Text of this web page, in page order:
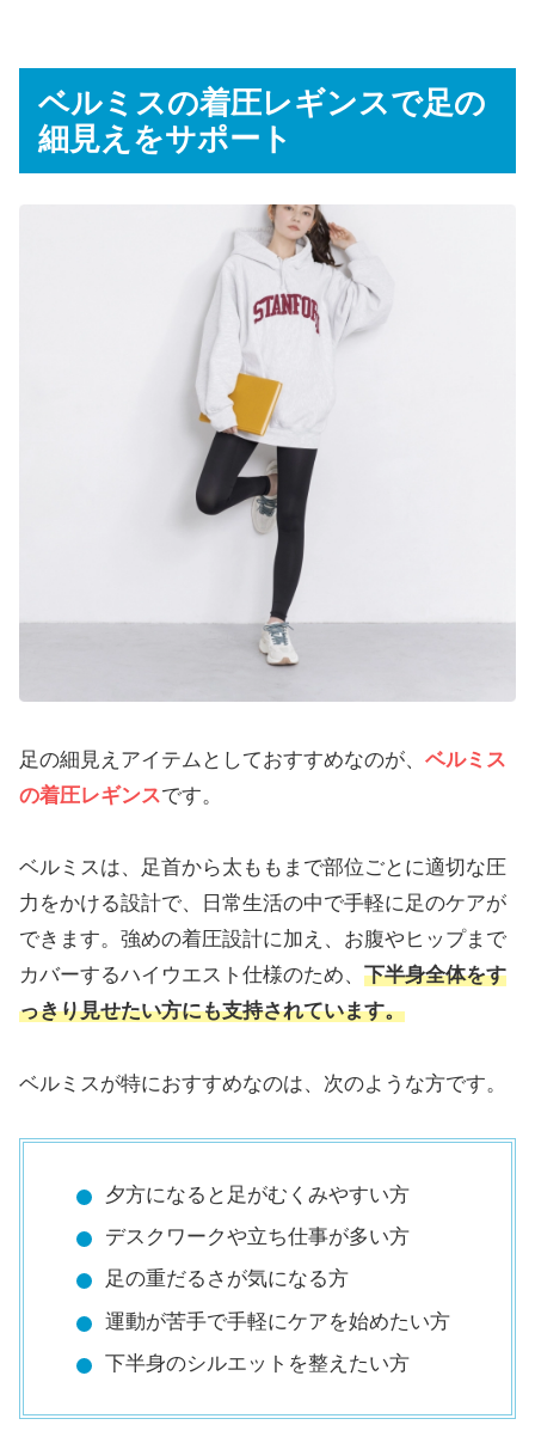
ベルミスの着圧レギンスで足の
細見えをサポート
足の細見えアイテムとしておすすめなのが、 ベルミス
の着圧レギンスです。
ベルミスは、足首から太ももまで部位ごとに適切な圧
力をかける設計で、日常生活の中で手軽に足のケアが
できます。強めの着圧設計に加え、お腹やヒップまで
カバーするハイウエスト仕様のため、 下半身全体をす
っきり見せたい方にも支持されています。
ベルミスが特におすすめなのは、次のような方です。
夕方になると足がむくみやすい方
デスクワークや立ち仕事が多い方
足の重だるさが気になる方
運動が苦手で手軽にケアを始めたい方
下半身のシルエットを整えたい方